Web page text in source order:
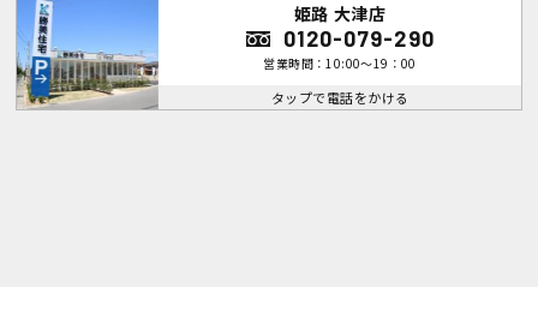
姫路 大津店
0120-079-290
営業時間：10:00～19：00
タップで電話をかける